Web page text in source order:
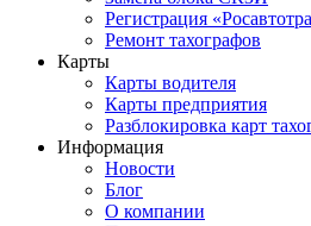
Регистрация
Ремонт тахографов
Карты
Карты водителя
Карты предприятия
Разблокировка карт
Информация
Новости
Блог
О компании